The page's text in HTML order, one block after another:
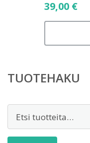
39,00 €
TUOTEHAKU